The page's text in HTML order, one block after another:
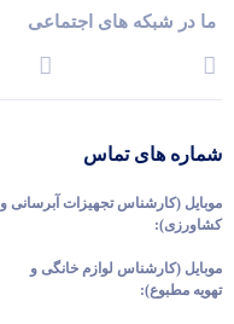
ما در شبکه های اجتماعی
شماره های تماس
موبایل (کارشناس تجهیزات آبرسانی و
کشاورزی):
موبایل (کارشناس لوازم خانگی و
تهویه مطبوع):